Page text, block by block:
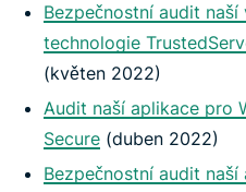
Bezpečnostní audit
technologie
(květen 2022)
Audit naší aplikace pro
Secure (duben 2022)
Bezpečnostní audit